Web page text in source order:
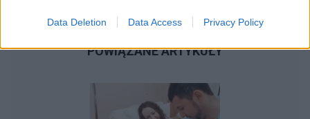
Data Deletion Data Access Privacy Policy
POWIĄZANE ARTYKUŁY